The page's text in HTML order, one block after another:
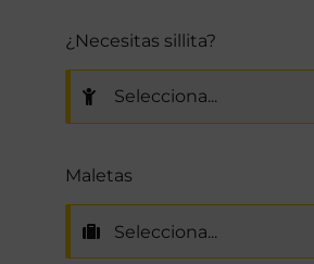
¿Necesitas sillita?
Maletas